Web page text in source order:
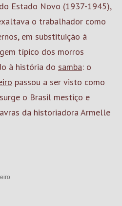
Estado Novo (1937-1945),
o trabalhador como
em substituição à
típico dos morros
à história do samba: o
passou a ser visto como
o Brasil mestiço e
da historiadora Armelle